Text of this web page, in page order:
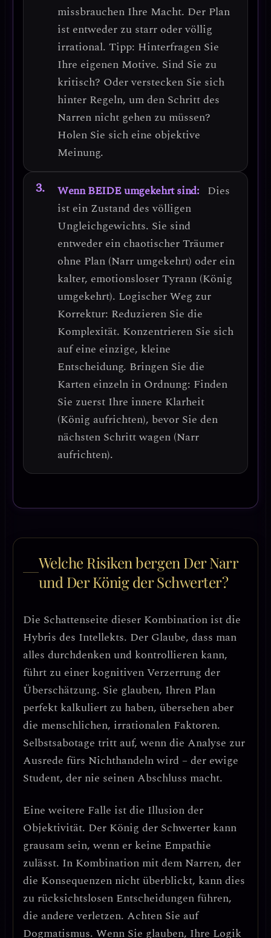
missbrauchen Ihre Macht. Der Plan
ist entweder zu starr oder völlig
irrational. Tipp: Hinterfragen Sie
Ihre eigenen Motive. Sind Sie zu
kritisch? Oder verstecken Sie sich
hinter Regeln, um den Schritt des
Narren nicht gehen zu müssen?
Holen Sie sich eine objektive
Meinung.
Wenn BEIDE umgekehrt sind: Dies
ist ein Zustand desvölligen
Ungleichgewichts. Sie sind
entweder ein chaotischer Träumer
ohne Plan (Narr umgekehrt) oder ein
kalter, emotionsloser Tyrann (König
umgekehrt). Logischer Weg zur
Korrektur: Reduzieren Sie die
Komplexität. Konzentrieren Sie sich
auf eine einzige, kleine
Entscheidung. Bringen Sie die
Karten einzeln in Ordnung: Finden
Sie zuerst Ihre innere Klarheit
(König aufrichten), bevor Sie den
nächsten Schritt wagen (Narr
aufrichten).
Welche Risiken bergen Der Narr
und Der König der Schwerter?
Die Schattenseite dieser Kombination ist die
Hybris des Intellekts. Der Glaube, dass man
alles durchdenken und kontrollieren kann,
führt zu einer kognitiven Verzerrung der
Überschätzung. Sie glauben, Ihren Plan
perfekt kalkuliert zu haben, übersehen aber
die menschlichen, irrationalen Faktoren.
Selbstsabotage tritt auf, wenn die Analyse zur
Ausrede fürs Nichthandeln wird – der ewige
Student, der nie seinen Abschluss macht.
Eine weitere Falle ist die Illusion der
Objektivität. Der König der Schwerter kann
grausam sein, wenn er keine Empathie
zulässt. In Kombination mit dem Narren, der
die Konsequenzen nicht überblickt, kann dies
zu rücksichtslosen Entscheidungenführen,
die andere verletzen. Achten Sie auf
Dogmatismus. Wenn Sie glauben, Ihre Logik